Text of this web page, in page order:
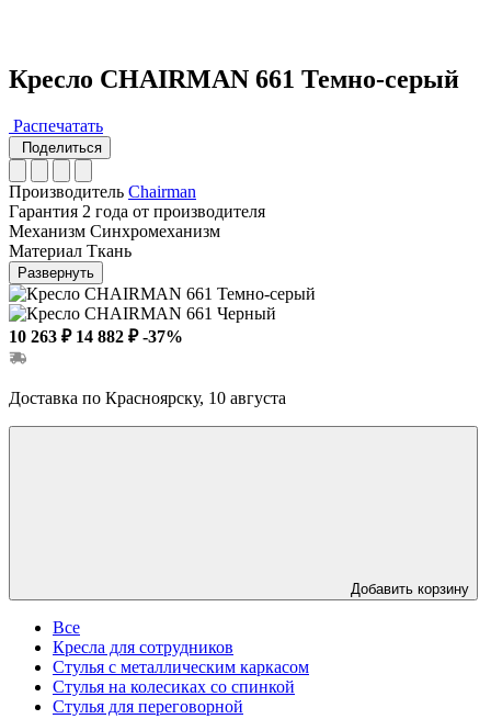
Кресло CHAIRMAN 661 Темно-серый
Распечатать
Поделиться
Производитель Chairman
Гарантия 2 года от производителя
Механизм Синхромеханизм
Материал Ткань
Развернуть
10 263 ₽ 14 882 ₽ -37%
Доставка по Красноярску, 10 августа
Добавить корзину
Все
Кресла для сотрудников
Стулья с металлическим каркасом
Стулья на колесиках со спинкой
Стулья для переговорной